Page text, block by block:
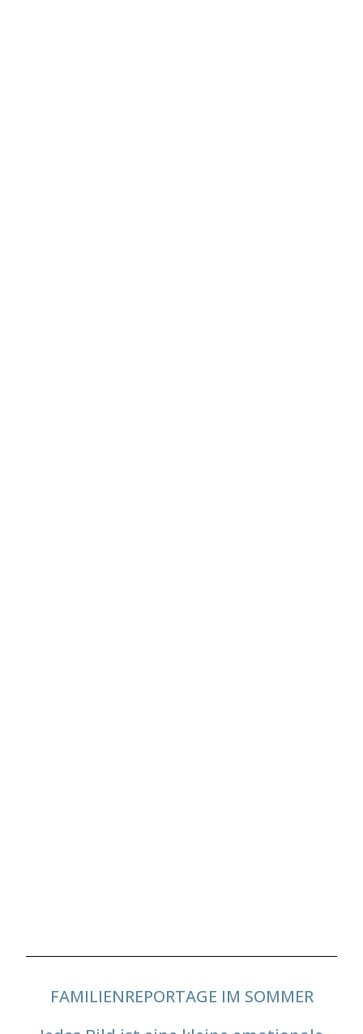
Personal Branding/Portrait-